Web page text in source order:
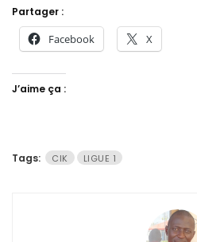
Partager :
Facebook X
J’aime ça :
Tags: CIK LIGUE 1